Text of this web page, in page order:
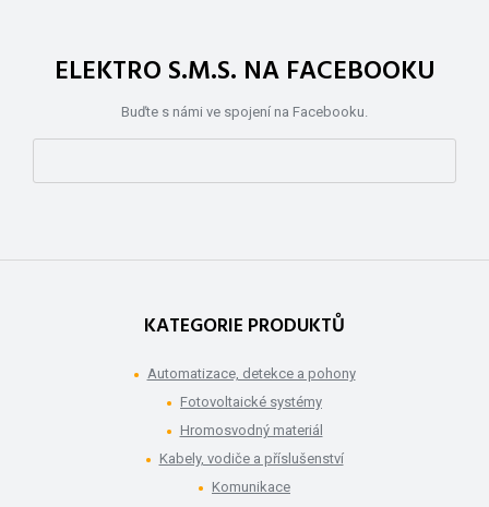
ELEKTRO S.M.S. NA FACEBOOKU
Buďte s námi ve spojení na Facebooku.
KATEGORIE PRODUKTŮ
Automatizace, detekce a pohony
Fotovoltaické systémy
Hromosvodný materiál
Kabely, vodiče a příslušenství
Komunikace